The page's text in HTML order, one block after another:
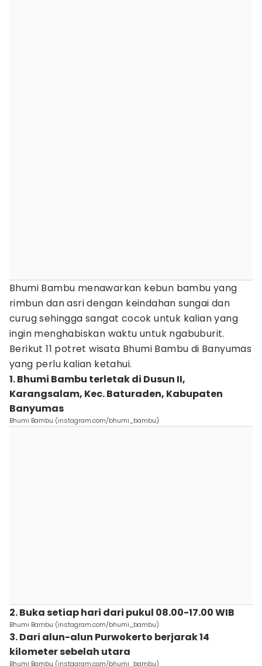
Bhumi Bambu menawarkan kebun bambu yang
rimbun dan asri dengan keindahan sungai dan
curug sehingga sangat cocok untuk kalian yang
ingin menghabiskan waktu untuk ngabuburit.
Berikut 11 potret wisata Bhumi Bambu di Banyumas
yang perlu kalian ketahui.
1. Bhumi Bambu terletak di Dusun II,
Karangsalam, Kec. Baturaden, Kabupaten
Banyumas
Bhumi Bambu (instagram.com/bhumi_bambu)
2. Buka setiap hari dari pukul 08.00-17.00 WIB
Bhumi Bambu (instagram.com/bhumi_bambu)
3. Dari alun-alun Purwokerto berjarak 14
kilometer sebelah utara
Bhumi Bambu (instagram.com/bhumi_bambu)